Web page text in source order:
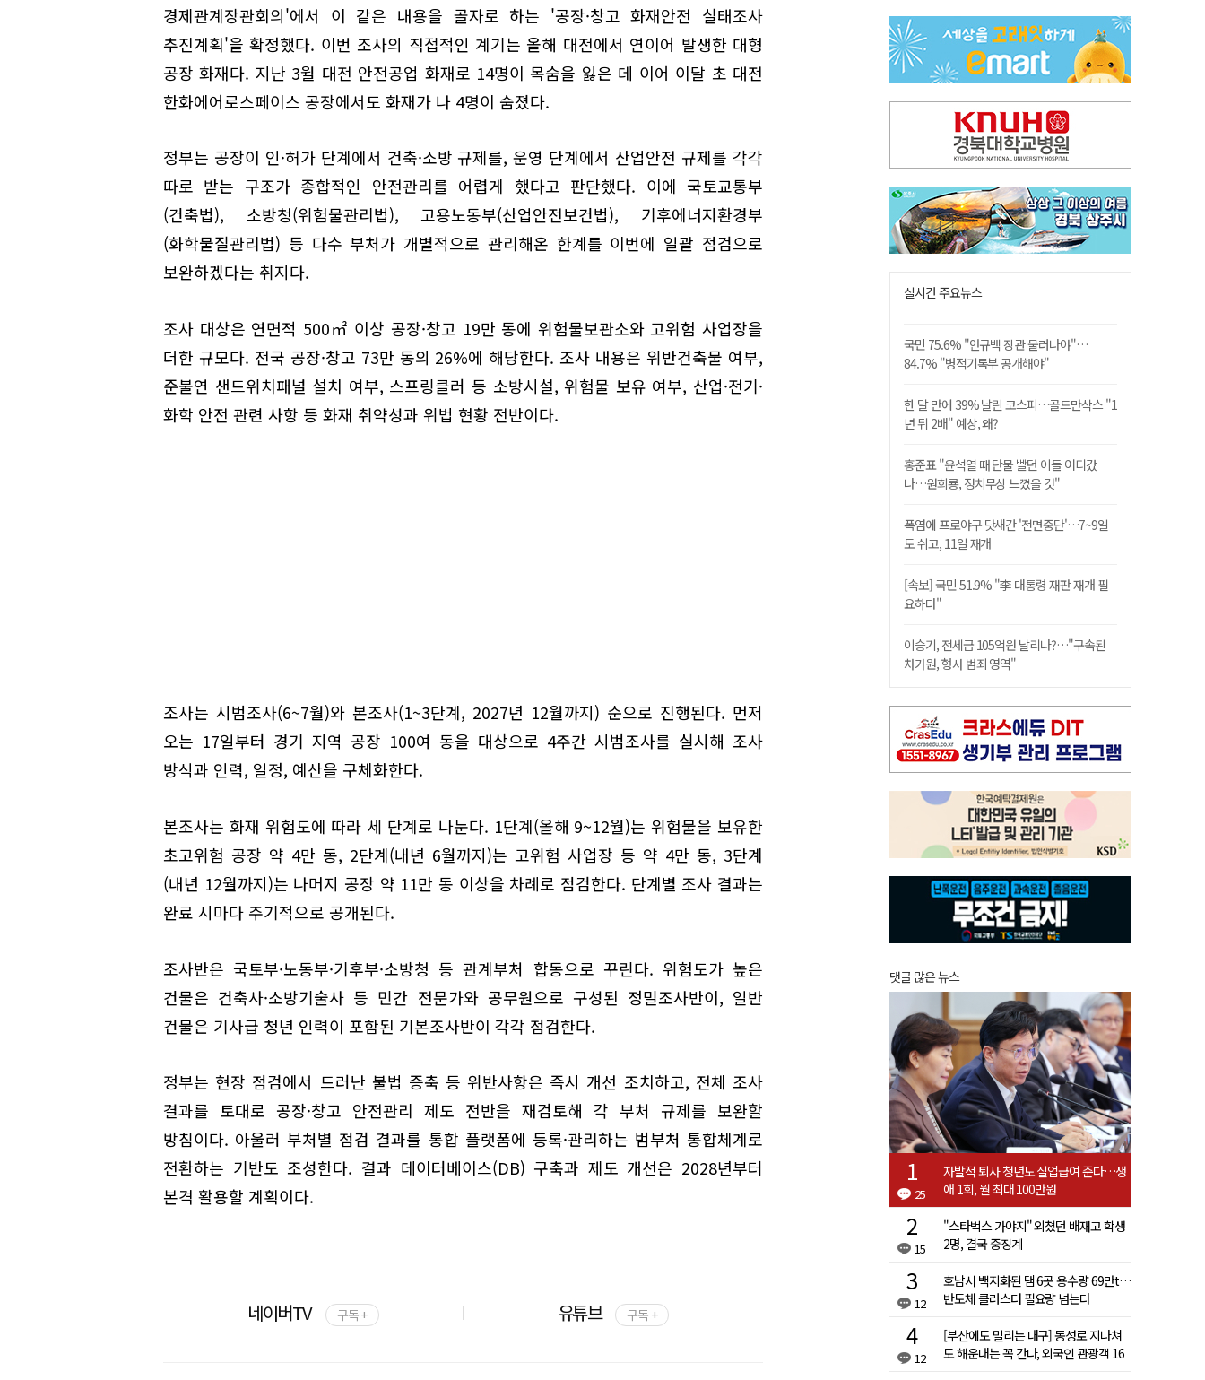
경제관계장관회의'에서 이 같은 내용을 골자로 하는 '공장·창고 화재안전 실태조사
추진계획'을 확정했다. 이번 조사의 직접적인 계기는 올해 대전에서 연이어 발생한 대형
공장 화재다. 지난 3월 대전 안전공업 화재로 14명이 목숨을 잃은 데 이어 이달 초 대전
한화에어로스페이스 공장에서도 화재가 나 4명이 숨졌다.
정부는 공장이 인·허가 단계에서 건축·소방 규제를, 운영 단계에서 산업안전 규제를 각각
따로 받는 구조가 종합적인 안전관리를 어렵게 했다고 판단했다. 이에 국토교통부
(건축법), 소방청(위험물관리법), 고용노동부(산업안전보건법), 기후에너지환경부
(화학물질관리법) 등 다수 부처가 개별적으로 관리해온 한계를 이번에 일괄 점검으로
보완하겠다는 취지다.
조사 대상은 연면적 500㎡ 이상 공장·창고 19만 동에 위험물보관소와 고위험 사업장을
더한 규모다. 전국 공장·창고 73만 동의 26%에 해당한다. 조사 내용은 위반건축물 여부,
준불연 샌드위치패널 설치 여부, 스프링클러 등 소방시설, 위험물 보유 여부, 산업·전기·
화학 안전 관련 사항 등 화재 취약성과 위법 현황 전반이다.
조사는 시범조사(6~7월)와 본조사(1~3단계, 2027년 12월까지) 순으로 진행된다. 먼저
오는 17일부터 경기 지역 공장 100여 동을 대상으로 4주간 시범조사를 실시해 조사
방식과 인력, 일정, 예산을 구체화한다.
본조사는 화재 위험도에 따라 세 단계로 나눈다. 1단계(올해 9~12월)는 위험물을 보유한
초고위험 공장 약 4만 동, 2단계(내년 6월까지)는 고위험 사업장 등 약 4만 동, 3단계
(내년 12월까지)는 나머지 공장 약 11만 동 이상을 차례로 점검한다. 단계별 조사 결과는
완료 시마다 주기적으로 공개된다.
조사반은 국토부·노동부·기후부·소방청 등 관계부처 합동으로 꾸린다. 위험도가 높은
건물은 건축사·소방기술사 등 민간 전문가와 공무원으로 구성된 정밀조사반이, 일반
건물은 기사급 청년 인력이 포함된 기본조사반이 각각 점검한다.
정부는 현장 점검에서 드러난 불법 증축 등 위반사항은 즉시 개선 조치하고, 전체 조사
결과를 토대로 공장·창고 안전관리 제도 전반을 재검토해 각 부처 규제를 보완할
방침이다. 아울러 부처별 점검 결과를 통합 플랫폼에 등록·관리하는 범부처 통합체계로
전환하는 기반도 조성한다. 결과 데이터베이스(DB) 구축과 제도 개선은 2028년부터
본격 활용할 계획이다.
네이버TV 구독 + 유튜브 구독 +
'솔리다임 IPO 추진설' SK하이닉스, 주가 9% 급락
경찰, 홍명보 선임 의혹 수사…대한축구협회 전격 압수수색
"김용민, 흑백논리로 세상 보는 듯" 검찰 내부서 지탄
실시간 주요뉴스
국민 75.6% "안규백 장관 물러나야"…
84.7% "병적기록부 공개해야"
한 달 만에 39% 날린 코스피…골드만삭스 "1
년 뒤 2배" 예상, 왜?
홍준표 "윤석열 때 단물 빨던 이들 어디갔
나…원희룡, 정치무상 느꼈을 것"
폭염에 프로야구 닷새간 '전면중단'…7~9일
도 쉬고, 11일 재개
[속보] 국민 51.9% "李 대통령 재판 재개 필
요하다"
이승기, 전세금 105억원 날리나?…"구속된
차가원, 형사 범죄 영역"
댓글 많은 뉴스
25
자발적 퇴사 청년도 실업급여 준다…생
애 1회, 월 최대 100만원
15
"스타벅스 가야지" 외쳤던 배재고 학생
2명, 결국 중징계
12
호남서 백지화된 댐 6곳 용수량 69만t…
반도체 클러스터 필요량 넘는다
12
[부산에도 밀리는 대구] 동성로 지나쳐
도 해운대는 꼭 간다, 외국인 관광객 16